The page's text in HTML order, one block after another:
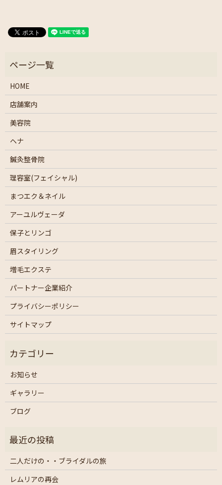
HOME
店舗案内
美容院
ヘナ
鍼灸整骨院
理容室(フェイシャル)
まつエク＆ネイル
アーユルヴェーダ
保子とリンゴ
眉スタイリング
増毛エクステ
パートナー企業紹介
プライバシーポリシー
サイトマップ
お知らせ
ギャラリー
ブログ
二人だけの・・ブライダルの旅
レムリアの再会